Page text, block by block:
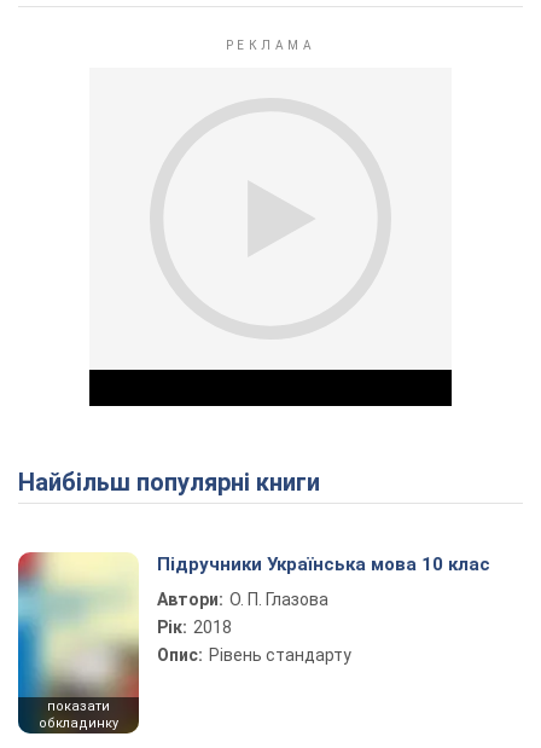
Play Video
Найбільш популярні книги
показати
обкладинку
Підручники Українська мова 10 клас
Автори: О. П. Глазова
Рік: 2018
Опис: Рівень стандарту